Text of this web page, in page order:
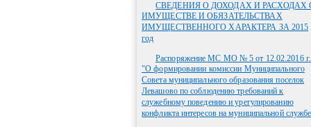
СВЕДЕНИЯ О ДОХОДАХ И РАСХОДАХ
ИМУЩЕСТВЕ И ОБЯЗАТЕЛЬСТВАХ
ИМУЩЕСТВЕННОГО ХАРАКТЕРА ЗА 2015
год
Распоряжение МС МО № 5 от 12.02.2016 г.
"О формировании комиссии Муниципального
Совета муниципального образования поселок
Левашово по соблюдению требований к
служебному поведению и урегулированию
конфликта интересов на муниципальной